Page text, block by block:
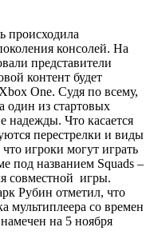
происходила
консолей. На
представители
контент будет
One. Судя по всему,
один из стартовых
надежды. Что касается
перестрелки и виды
игроки могут играть
под названием Squads –
совместной игры.
Рубин отметил, что
мультиплеера со времен
на 5 ноября